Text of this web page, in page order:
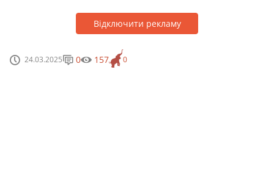
Відключити рекламу
24.03.2025 0
0 157